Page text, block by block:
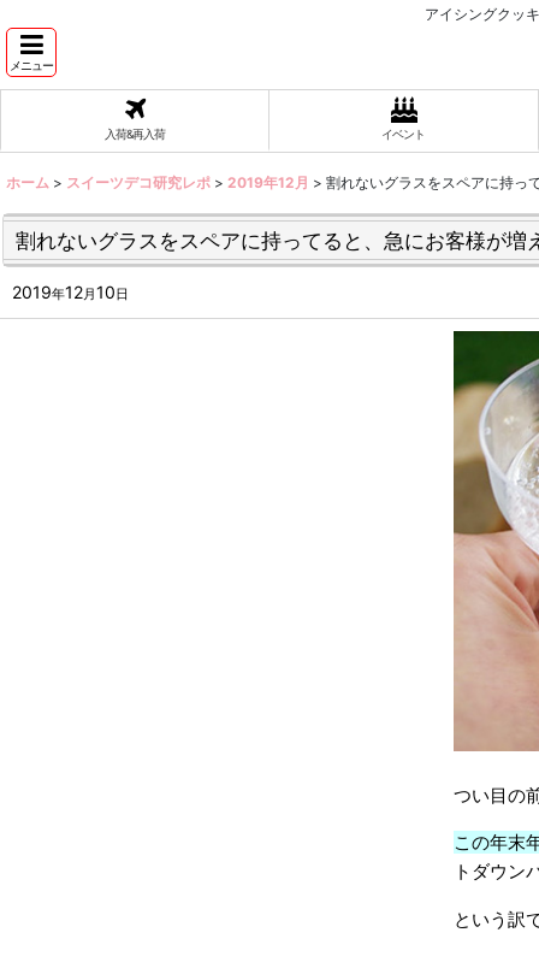
アイシングクッ
メニュー
入荷&再入荷 イベント
ホーム > スイーツデコ研究レポ > 2019年12月 > 割れないグラスをスペアに持っ
割れないグラスをスペアに持ってると、急にお客様が増
2019年12月10日
つい目の
この年末
トダウン
という訳